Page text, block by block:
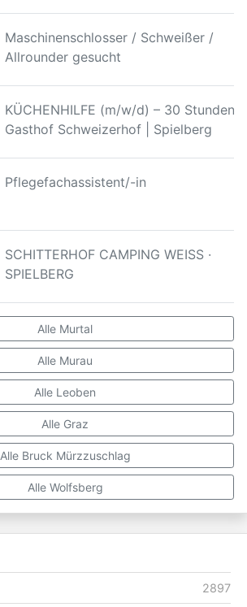
Maschinenschlosser / Schweißer /
Allrounder gesucht
KÜCHENHILFE (m/w/d) – 30 Stunden |
Gasthof Schweizerhof | Spielberg
Pflegefachassistent/-in
SCHITTERHOF CAMPING WEISS ·
SPIELBERG
Alle Murtal
Alle Murau
Alle Leoben
Alle Graz
Alle Bruck Mürzzuschlag
Alle Wolfsberg
2897